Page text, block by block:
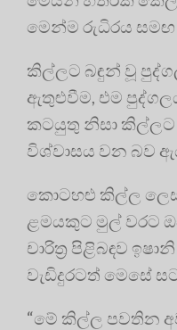
මෙන්ම රුධිරය සමඟ
කිල්ලට බඳුන් වූ
ඇතුළුවීම, එම
කටයුතු නිසා
විශ්වාසය වන බව
කොටහළු කිල්ල
ළමයකුට මුල් වරට
චාරිත්‍ර‍ පිළිබඳව
වැඩිදුරටත් මෙසේ
“මේ කිල්ල පවතින